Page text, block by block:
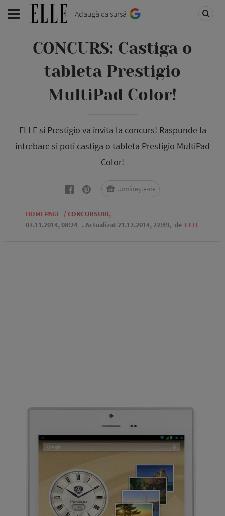
Adaugă ca sursă
CONCURS: Castiga o
tableta Prestigio
MultiPad Color!
ELLE si Prestigio va invita la concurs! Raspunde la
intrebare si poti castiga o tableta Prestigio MultiPad
Color!
HOMEPAGE / CONCURSURI,
07.11.2014, 08:24 . Actualizat 21.12.2014, 22:49, de ELLE
Urmărește-ne